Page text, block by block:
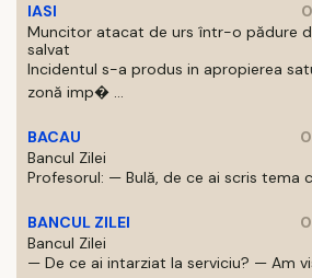
IASI
Muncitor atacat de urs într-o pădure
salvat
Incidentul s-a produs in apropierea
zonă imp� ...
BACAU
Bancul Zilei
Profesorul: — Bulă, de ce ai scris tema
BANCUL ZILEI
Bancul Zilei
— De ce ai intarziat la serviciu? — Am